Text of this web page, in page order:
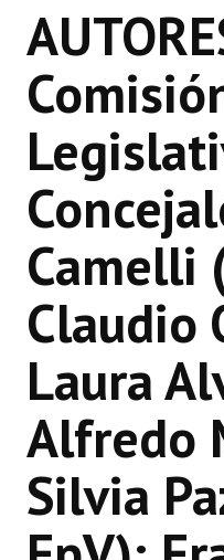
Resoluciones
Resoluciones de
INSTITUCIONAL
Antiguos Pobladores
Noticias Destacadas
Registros y Distinciones
Datos Históricos
Premio al Mérito - Registro
Audiencias Públicas -
Mujeres que Dejaron
Periodistas Decanos -
Ciudadano Ilustre - Registro
Camelli
Claudio
Laura
Alfredo
Silvia